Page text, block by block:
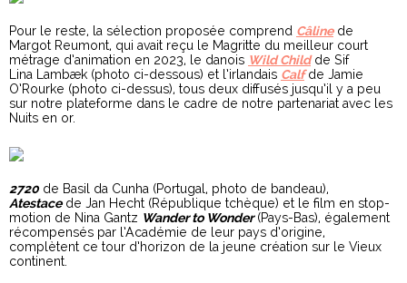
Pour le reste, la sélection proposée comprend Câlinede
Margot Reumont, qui avait reçu le Magritte du meilleur court
métrage d’animation en 2023, le danois Wild Childde Sif
Lina Lambæk (photo ci-dessous) et l’irlandais Calfde Jamie
O’Rourke (photo ci-dessus), tous deux diffusés jusqu’il y a peu
sur notre plateforme dans le cadre de notre partenariat avec les
Nuits en or.
2720 de Basil da Cunha (Portugal, photo de bandeau),
Atestacede Jan Hecht (République tchèque) et le film en stop-
motion de Nina Gantz Wander to Wonder(Pays-Bas), également
récompensés par l’Académie de leur pays d’origine,
complètent ce tour d’horizon de la jeune création sur le Vieux
continent.